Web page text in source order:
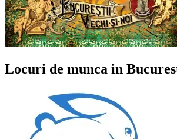
Locuri de munca in